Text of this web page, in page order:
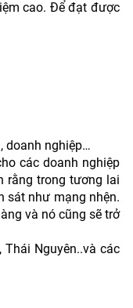
cao. Để đạt được
doanh nghiệp…
các doanh nghiệp
rằng trong tương lai
sát như mạng nhện.
và nó cũng sẽ trở
Nguyên..và các